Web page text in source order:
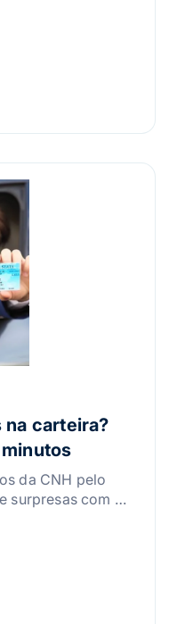
na carteira?
da CNH pelo
surpresas com a